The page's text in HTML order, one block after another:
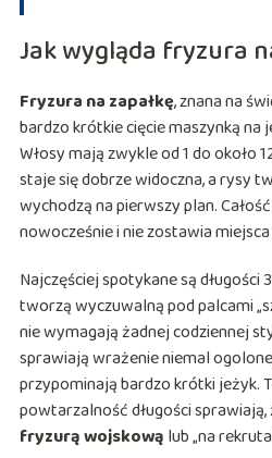
Jak wygląda fryzura
Fryzura na zapałkę, znana na
bardzo krótkie cięcie maszynką na
Włosy mają zwykle od 1 do około
staje się dobrze widoczna, a rysy
wychodzą na pierwszy plan.
nowocześnie i nie zostawia
Najczęściej spotykane są długości
tworzą wyczuwalną pod palcami
nie wymagają żadnej codziennej
sprawiają wrażenie niemal
przypominają bardzo krótki jeżyk.
powtarzalność długości
fryzurą wojskową lub „na